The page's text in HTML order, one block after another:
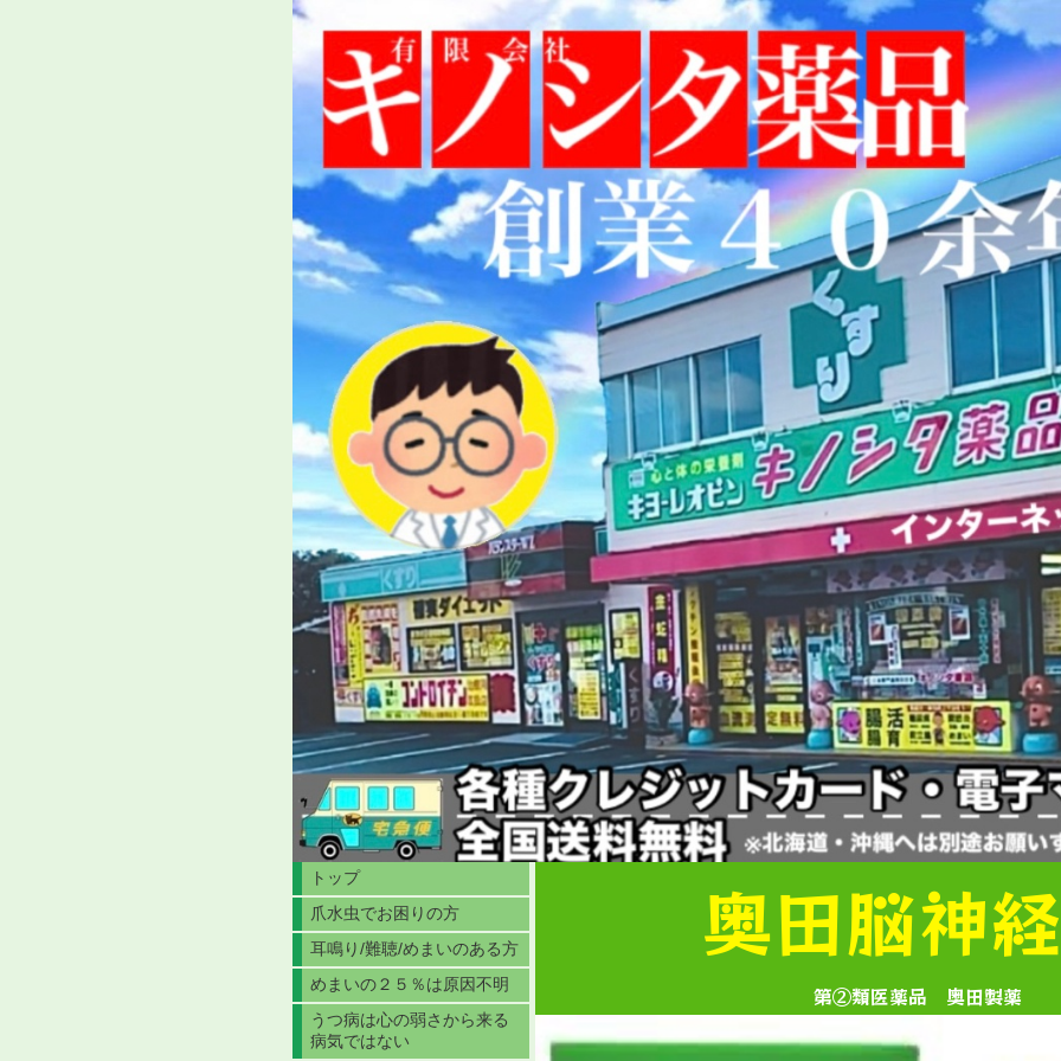
奥田脳神
第②類医薬品 奥田製薬
トップ
爪水虫でお困りの方
耳鳴り/難聴/めまいのある方
めまいの２５％は原因不明
うつ病は心の弱さから来る
病気ではない